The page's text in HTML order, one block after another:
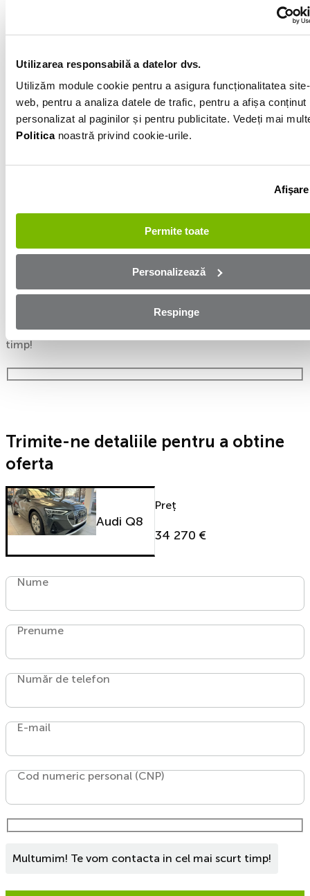
Utilizarea responsabilă a datelor dvs.
Utilizăm module cookie pentru a asigura funcționalitatea
web, pentru a analiza datele de trafic, pentru a afișa conținut
personalizat al paginilor și pentru publicitate. Vedeți mai
Politicanoastră privind cookie-urile.
Afişare
Permite toate
Personalizează
Respinge
Gri
Informatiile vanzatorului
Aplică online și bucură-te de
aprobare rapidă!
Ești mai aproape de mașina dorită! Completează
formularul de mai jos și te contactăm in cel mai scurt
timp!
Trimite-ne detaliile pentru a obtine
oferta
Audi Q8
Preț
34 270 €
Nume
Prenume
Număr de telefon
E-mail
Cod numeric personal (CNP)
Multumim! Te vom contacta in cel mai scurt timp!